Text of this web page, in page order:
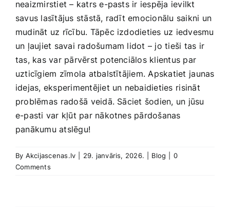
neaizmirstiet – katrs e-pasts ir‍ iespēja ievilkt
savus lasītājus stāstā, ‍radīt ‍emocionālu‍ saikni ⁢un
mudināt uz‍ rīcību. Tāpēc‌ izdodieties uz iedvesmu‍
un ļaujiet savai radošumam lidot – jo tieši tas⁢ ir
tas, kas var‌ pārvērst potenciālos klientus par
uzticīgiem ⁢zīmola atbalstītājiem. Apskatiet ⁢jaunas
idejas, eksperimentējiet un nebaidieties ⁢risināt​
problēmas⁢ radošā ⁤veidā. ‌Sāciet šodien, un jūsu
e-pasti var kļūt par nākotnes‌ pārdošanas‌
panākumu atslēgu!
By Akcijascenas.lv 29. janvāris, 2026. Blog
0
Comments